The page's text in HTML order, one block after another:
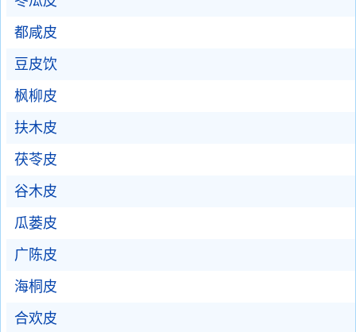
都咸皮
豆皮饮
枫柳皮
扶木皮
茯苓皮
谷木皮
瓜蒌皮
广陈皮
海桐皮
合欢皮